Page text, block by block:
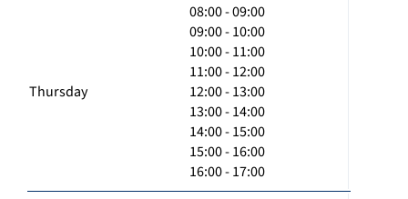
Thursday
08:00 - 09:00
09:00 - 10:00
10:00 - 11:00
11:00 - 12:00
12:00 - 13:00
13:00 - 14:00
14:00 - 15:00
15:00 - 16:00
16:00 - 17:00